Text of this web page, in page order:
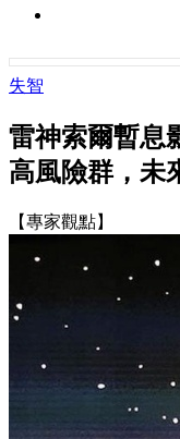
失智
雷神索爾暫息
高風險群，未
【專家觀點】